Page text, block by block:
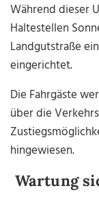
Während dieser
Haltestellen
Landgutstraße
eingerichtet.
Die Fahrgäste
über die
hingewiesen.
Wartung